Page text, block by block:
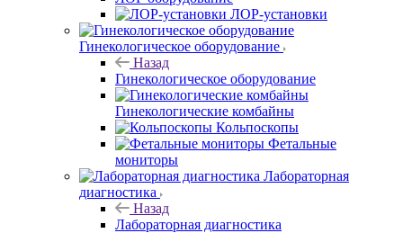
ЛОР-установки
Гинекологическое оборудование
Назад
Гинекологическое оборудование
Гинекологические комбайны
Кольпоскопы
Фетальные
мониторы
Лабораторная
диагностика
Назад
Лабораторная диагностика